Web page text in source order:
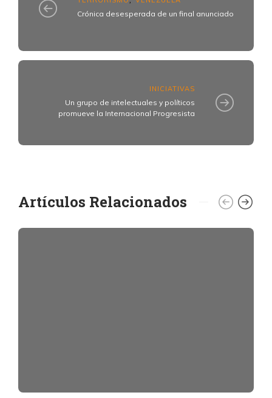
Crónica desesperada de un final anunciado
INICIATIVAS
Un grupo de intelectuales y políticos
promueve la Internacional Progresista
Artículos Relacionados